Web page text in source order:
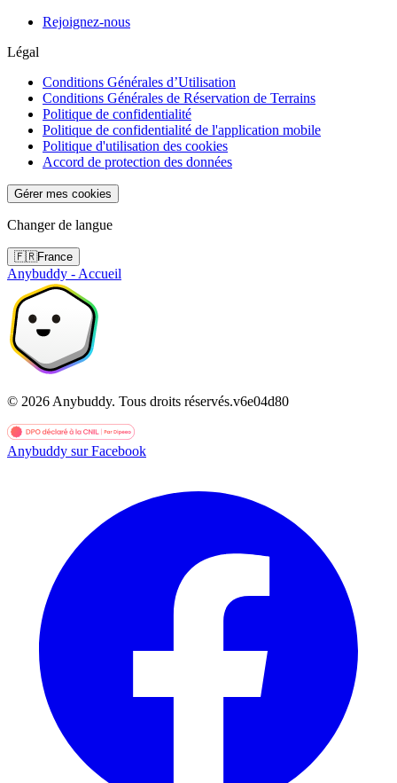
Rejoignez-nous
Légal
Conditions Générales d’Utilisation
Conditions Générales de Réservation de Terrains
Politique de confidentialité
Politique de confidentialité de l'application mobile
Politique d'utilisation des cookies
Accord de protection des données
Gérer mes cookies
Changer de langue
🇫🇷France
Anybuddy - Accueil
© 2026 Anybuddy. Tous droits réservés.v6e04d80
Anybuddy sur Facebook